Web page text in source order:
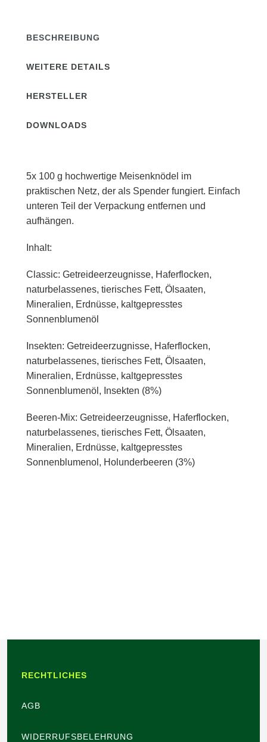
BESCHREIBUNG
WEITERE DETAILS
HERSTELLER
DOWNLOADS
5x 100 g hochwertige Meisenknödel im
praktischen Netz, der als Spender fungiert. Einfach
unteren Teil der Verpackung entfernen und
aufhängen.
Inhalt:
Classic: Getreideerzeugnisse, Haferflocken,
naturbelassenes, tierisches Fett, Ölsaaten,
Mineralien, Erdnüsse, kaltgepresstes
Sonnenblumenöl
Insekten: Getreideerzugnisse, Haferflocken,
naturbelassenes, tierisches Fett, Ölsaaten,
Mineralien, Erdnüsse, kaltgepresstes
Sonnenblumenöl, Insekten (8%)
Beeren-Mix: Getreideerzeugnisse, Haferflocken,
naturbelassenes, tierisches Fett, Ölsaaten,
Mineralien, Erdnüsse, kaltgepresstes
Sonnenblumenol, Holunderbeeren (3%)
RECHTLICHES
AGB
WIDERRUFSBELEHRUNG